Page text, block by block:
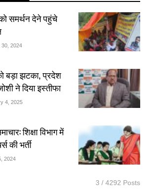
समर्थन देने पहुंचे
30, 2024
बड़ा झटका, प्रदेश
ने दिया इस्तीफा
4, 2025
शिक्षा विभाग में
की भर्ती
2024
3 / 4292 Posts